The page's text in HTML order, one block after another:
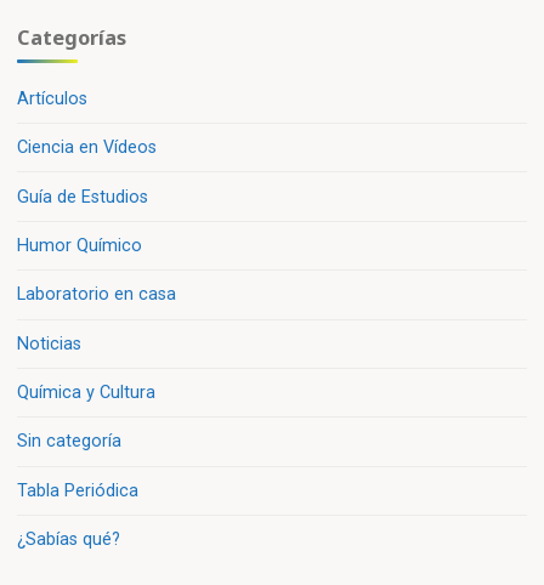
Categorías
Artículos
Ciencia en Vídeos
Guía de Estudios
Humor Químico
Laboratorio en casa
Noticias
Química y Cultura
Sin categoría
Tabla Periódica
¿Sabías qué?